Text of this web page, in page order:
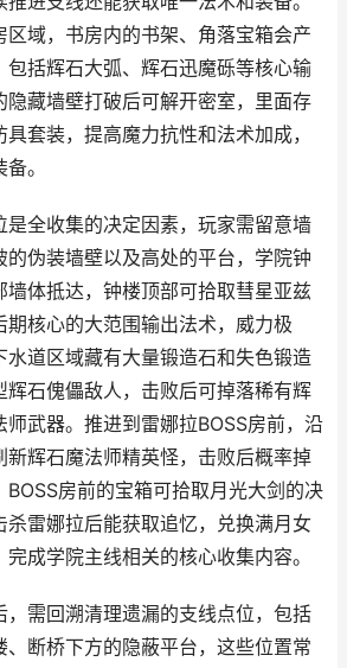
区域，书房内的书架、角落宝箱会产
包括辉石大弧、辉石迅魔砾等核心输
隐藏墙壁打破后可解开密室，里面存
套装，提高魔力抗性和法术加成，
。
是全收集的决定因素，玩家需留意墙
的伪装墙壁以及高处的平台，学院钟
墙体抵达，钟楼顶部可拾取彗星亚兹
期核心的大范围输出法术，威力极
水道区域藏有大量锻造石和失色锻造
辉石傀儡敌人，击败后可掉落稀有辉
武器。推进到雷娜拉BOSS房前，沿
新辉石魔法师精英怪，击败后概率掉
BOSS房前的宝箱可拾取月光大剑的决
杀雷娜拉后能获取追忆，兑换满月女
成学院主线相关的核心收集内容。
，需回溯清理遗漏的支线点位，包括
、断桥下方的隐蔽平台，这些位置常